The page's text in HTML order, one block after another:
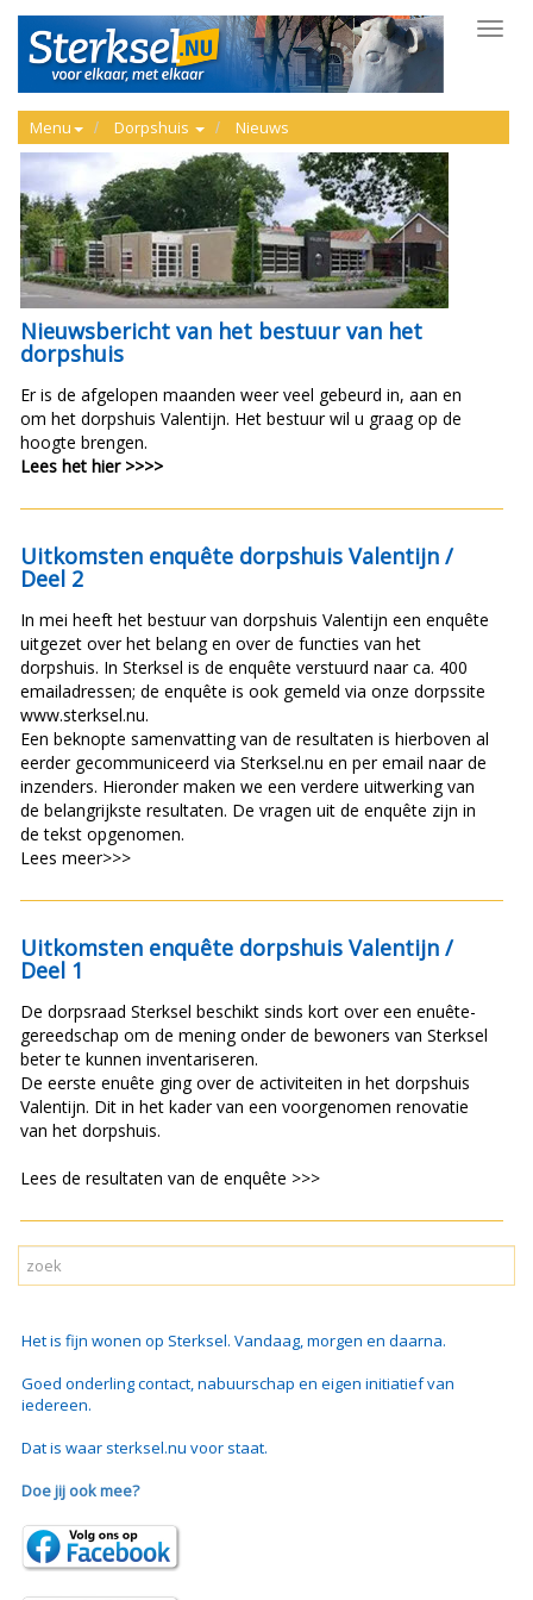
Menu Dorpshuis Nieuws
Nieuwsbericht van het bestuur van het
dorpshuis
Er is de afgelopen maanden weer veel gebeurd in, aan en
om het dorpshuis Valentijn. Het bestuur wil u graag op de
hoogte brengen.
Lees het hier >>>>
Uitkomsten enquête dorpshuis Valentijn /
Deel 2
In mei heeft het bestuur van dorpshuis Valentijn een enquête
uitgezet over het belang en over de functies van het
dorpshuis. In Sterksel is de enquête verstuurd naar ca. 400
emailadressen; de enquête is ook gemeld via onze dorpssite
www.sterksel.nu.
Een beknopte samenvatting van de resultaten is hierboven al
eerder gecommuniceerd via Sterksel.nu en per email naar de
inzenders. Hieronder maken we een verdere uitwerking van
de belangrijkste resultaten. De vragen uit de enquête zijn in
de tekst opgenomen.
Lees meer>>>
Uitkomsten enquête dorpshuis Valentijn /
Deel 1
De dorpsraad Sterksel beschikt sinds kort over een enuête-
gereedschap om de mening onder de bewoners van Sterksel
beter te kunnen inventariseren.
De eerste enuête ging over de activiteiten in het dorpshuis
Valentijn. Dit in het kader van een voorgenomen renovatie
van het dorpshuis.
Lees de resultaten van de enquête >>>
Het is fijn wonen op Sterksel. Vandaag, morgen en daarna.
Goed onderling contact, nabuurschap en eigen initiatief van
iedereen.
Dat is waar sterksel.nu voor staat.
Doe jij ook mee?